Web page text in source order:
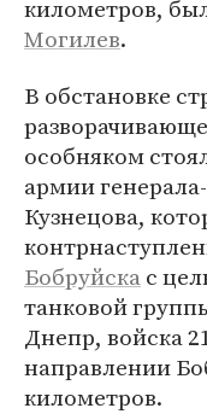
километров,
Могилев.
В обстановке
особняком
армии
Кузнецова,
Бобруйскас
танковой
Днепр, войска
направлении
километров.